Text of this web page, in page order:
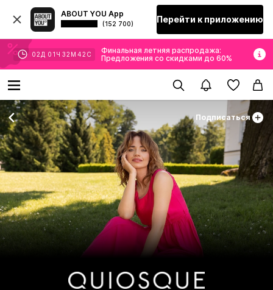
ABOUT YOU App
(152 700) Перейти к приложению
02 Д 01 Ч 32 М 41 С
Финальная летняя распродажа:
Предложения со скидками до 60%
Подписаться